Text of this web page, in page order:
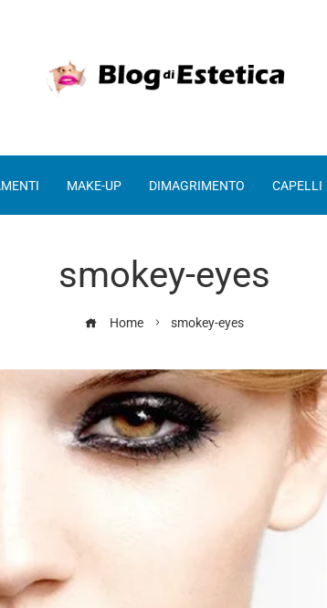
MAKE-UP DIMAGRIMENTO CAPELLI
smokey-eyes
Home smokey-eyes